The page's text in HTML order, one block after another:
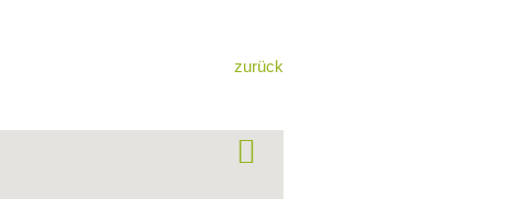
zurück